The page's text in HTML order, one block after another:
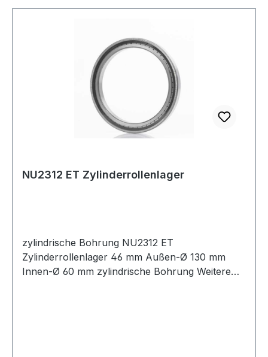
NU2312 ET Zylinderrollenlager
zylindrische Bohrung NU2312 ET
Zylinderrollenlager 46 mm Außen-Ø 130 mm
Innen-Ø 60 mm zylindrische Bohrung Weitere